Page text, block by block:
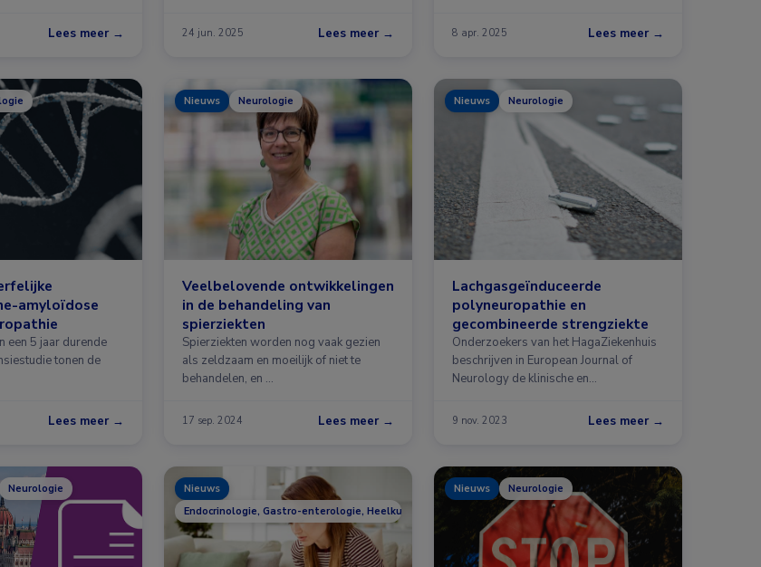
Lees meer → 24 jun. 2025 Lees meer → 8 apr. 2025 Lees meer →
amyloïdose
een 5 jaar durende
tonen de
Lees meer →
Nieuws Neurologie
Veelbelovende ontwikkelingen
in de behandeling van
spierziekten
Spierziekten worden nog vaak gezien
als zeldzaam en moeilijk of niet te
behandelen, en …
17 sep. 2024 Lees meer →
Nieuws Neurologie
Lachgasgeïnduceerde
polyneuropathie en
gecombineerde strengziekte
Onderzoekers van het HagaZiekenhuis
beschrijven in European Journal of
Neurology de klinische en
9 nov. 2023 Lees meer →
Neurologie
Nieuws
Endocrinologie, Gastro-enterologie, Heelkunde, Hematologie, Neurologie, Reumatologie
Nieuws Neurologie